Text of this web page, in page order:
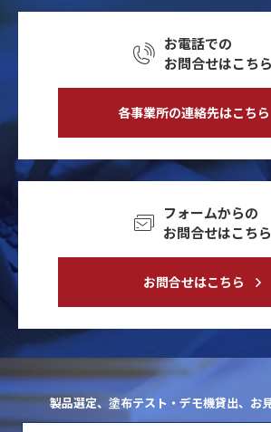
お電話での
お問合せはこちら
各事業所の連絡先はこちら
フォームからの
お問合せはこちら
お問合せはこちら
製品選定、塗布テスト・デモ機貸出、お